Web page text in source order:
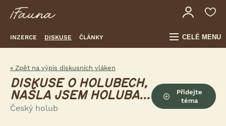
INZERCE DISKUSE ČLÁNKY CELÉ MENU
« Zpět na výpis diskusních vláken
DISKUSE O HOLUBECH,
NAŠLA JSEM HOLUBA...
Český holub
Přidejte
téma